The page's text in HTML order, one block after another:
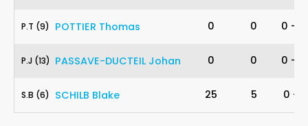
9 POTTIER Thomas
P.T (9) 0 0 0 -
13 PASSAVE-DUCTEIL Johan
P.J (13) 0 0 0 -
6 SCHILB Blake
S.B (6) 25 5 0 -